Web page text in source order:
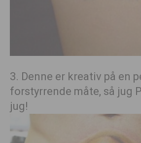
3. Denne er kreativ på en
forstyrrende måte, så jug
jug!